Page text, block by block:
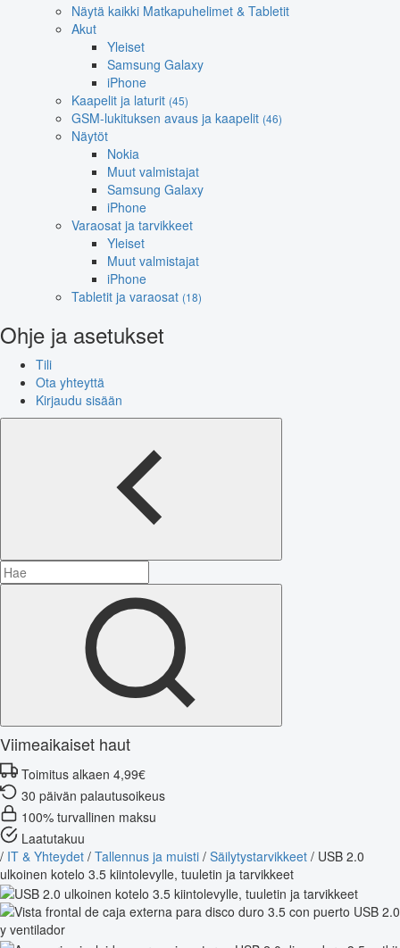
Näytä kaikki Matkapuhelimet & Tabletit
Akut
Yleiset
Samsung Galaxy
iPhone
Kaapelit ja laturit (45)
GSM-lukituksen avaus ja kaapelit (46)
Näytöt
Nokia
Muut valmistajat
Samsung Galaxy
iPhone
Varaosat ja tarvikkeet
Yleiset
Muut valmistajat
iPhone
Tabletit ja varaosat (18)
Ohje ja asetukset
Tili
Ota yhteyttä
Kirjaudu sisään
Viimeaikaiset haut
Toimitus alkaen 4,99€
30 päivän palautusoikeus
100% turvallinen maksu
Laatutakuu
/ IT & Yhteydet / Tallennus ja muisti / Säilytystarvikkeet / USB 2.0
ulkoinen kotelo 3.5 kiintolevylle, tuuletin ja tarvikkeet